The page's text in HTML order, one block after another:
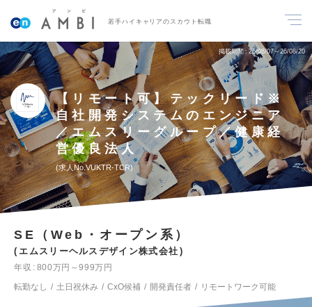
若手ハイキャリアのスカウト転職
掲載期間 26/08/07～26/08/20
【リモート可】テックリード※
自社開発システムのエンジニア
／エムスリーグループ／健康経
営優良法人
求人No.VUKTR-TCR
SE（Web・オープン系）
エムスリーヘルスデザイン株式会社
年収
800万円～999万円
転勤なし
土日祝休み CxO候補 開発責任者 リモートワーク可能